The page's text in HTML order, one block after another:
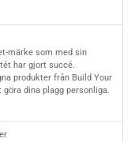
märke som med sin
har gjort succé.
produkter från Build Your
dina plagg personliga.